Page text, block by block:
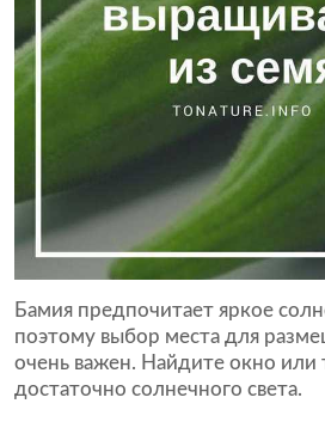
Бамия предпочитает яркое
поэтому выбор места для
очень важен. Найдите окно или
достаточно солнечного света.